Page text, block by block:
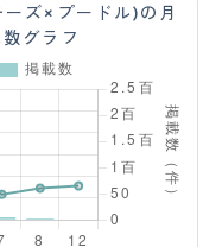
ズ×プードル)の月
グラフ